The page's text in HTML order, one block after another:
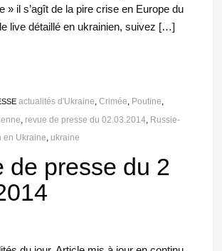
» il s’agît de la pire crise en Europe du
live détaillé en ukrainien, suivez […]
actualités d'Ukraine Crimée Poutine
revue de presse du 02.03.2014, Russie-
en Ukraine ukraine
de presse du 2